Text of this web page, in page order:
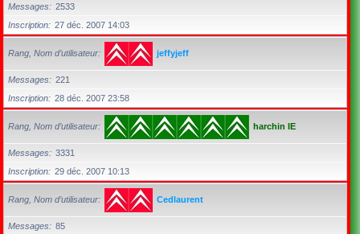
Messages
2533
Inscription
27 déc. 2007 14:03
Rang, Nom d’utilisateur jeffyjeff
Messages
221
Inscription
28 déc. 2007 23:58
Rang, Nom d’utilisateur harchin IE
Messages
3331
Inscription
29 déc. 2007 10:13
Rang, Nom d’utilisateur Cedlaurent
Messages
85